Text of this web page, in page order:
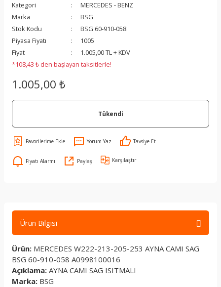
Kategori
MERCEDES - BENZ
Marka
BSG
Stok Kodu
BSG 60-910-058
Piyasa Fiyatı
1005
Fiyat
1.005,00 TL + KDV
*108,43 ₺ den başlayan taksitlerle!
1.005,00 ₺
Tükendi
Yorum Yaz Tavsiye Et
Fiyatı Alarmı Paylaş Karşılaştır
Ürün Bilgisi
Ürün: MERCEDES W222-213-205-253 AYNA CAMI SAG
BSG 60-910-058 A0998100016
Açıklama: AYNA CAMI SAG ISITMALI
Marka: BSG